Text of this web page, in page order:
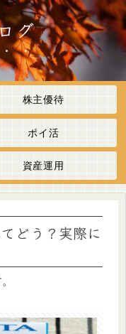
グ
株主優待
ポイ活
資産運用
どう？実際に